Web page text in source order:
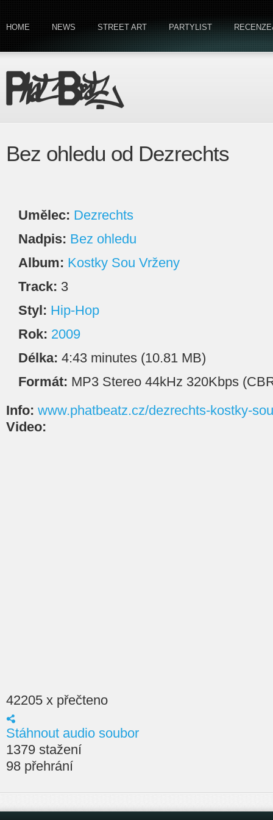
HOME NEWS STREET ART PARTYLIST
Bez ohledu od Dezrechts
Umělec: Dezrechts
Nadpis: Bez ohledu
Album: Kostky Sou Vrženy
Track: 3
Styl: Hip-Hop
Rok: 2009
Délka: 4:43 minutes (10.81 MB)
Formát: MP3 Stereo 44kHz 320Kbps
Info: www.phatbeatz.cz/dezrechts-kostky-
Video:
42205 x přečteno
Stáhnout audio soubor
1379 stažení
98 přehrání